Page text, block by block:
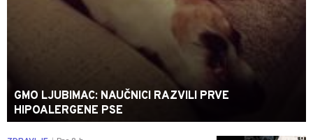
GMO LJUBIMAC: NAUČNICI RAZVILI PRVE
HIPOALERGENE PSE